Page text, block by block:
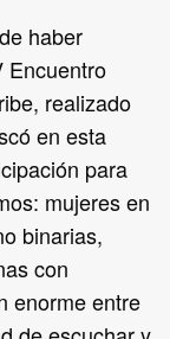
haber
Encuentro
realizado
en esta
para
mujeres en
binarias,
con
enorme entre